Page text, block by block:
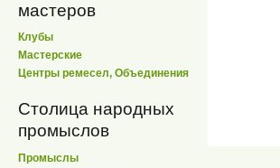
мастеров
Клубы
Мастерские
Центры ремесел, Объединения
Столица народных
промыслов
Промыслы